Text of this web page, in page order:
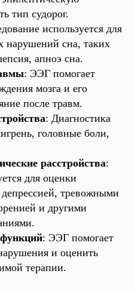
тип судорог.
используется для
нарушений сна, таких
апноэ сна.
: ЭЭГ помогает
мозга и его
после травм.
: Диагностика
головные боли,
расстройства:
для оценки
тревожными
и другими
: ЭЭГ помогает
и оценить
терапии.